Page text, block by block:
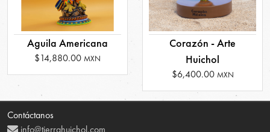
Aguila Americana
$14,880.00 MXN
Corazón - Arte
Huichol
$6,400.00 MXN
Contáctanos
info@tierrahuichol.com